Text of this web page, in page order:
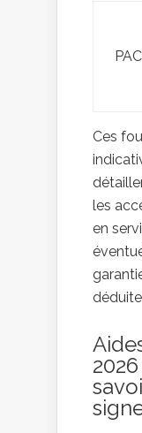
Ces
les
en